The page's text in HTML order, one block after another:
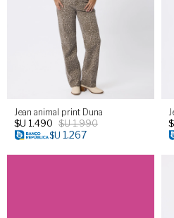
Jean animal print Duna
$U 1.490 $U1.990
$U 1.267